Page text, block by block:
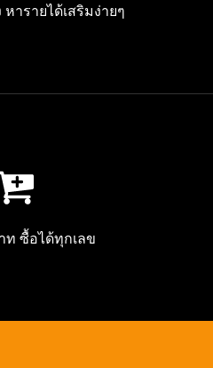
ารายได้เสริมง่ายๆ
ท ซื้อได้ทุกเลข